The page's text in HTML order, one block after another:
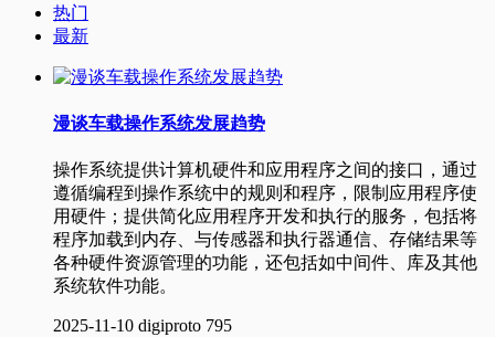
热门
最新
漫谈车载操作系统发展趋势
操作系统提供计算机硬件和应用程序之间的接口，通过
遵循编程到操作系统中的规则和程序，限制应用程序使
用硬件；提供简化应用程序开发和执行的服务，包括将
程序加载到内存、与传感器和执行器通信、存储结果等
各种硬件资源管理的功能，还包括如中间件、库及其他
系统软件功能。
2025-11-10 digiproto 795